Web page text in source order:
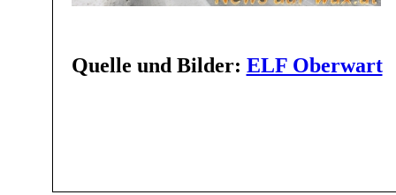
Quelle und Bilder: ELF Oberwart